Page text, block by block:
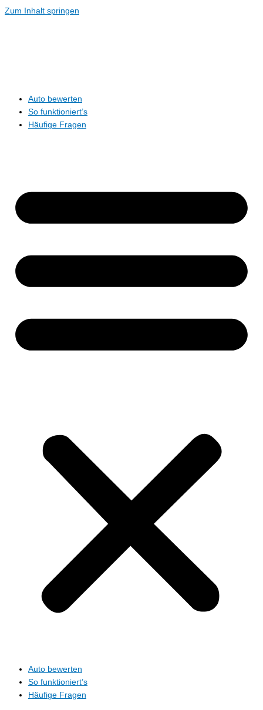
Zum Inhalt springen
Auto bewerten
So funktioniert’s
Häufige Fragen
Auto bewerten
So funktioniert’s
Häufige Fragen